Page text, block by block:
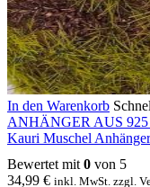
In den Warenkorb
ANHÄNGER AUS
Kauri Muschel
Bewertet mit0 von 5
34,99 € inkl. MwSt. zzgl.